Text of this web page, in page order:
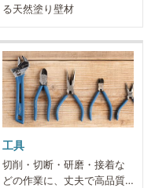
る天然塗り壁材
工具
切削・切断・研磨・接着な
どの作業に、丈夫で高品質